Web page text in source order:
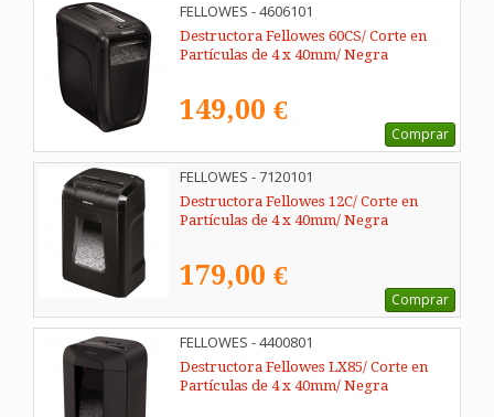
FELLOWES - 4606101
Destructora Fellowes 60CS/ Corte en
Partículas de 4 x 40mm/ Negra
149,00 €
Comprar
FELLOWES - 7120101
Destructora Fellowes 12C/ Corte en
Partículas de 4 x 40mm/ Negra
179,00 €
Comprar
FELLOWES - 4400801
Destructora Fellowes LX85/ Corte en
Partículas de 4 x 40mm/ Negra